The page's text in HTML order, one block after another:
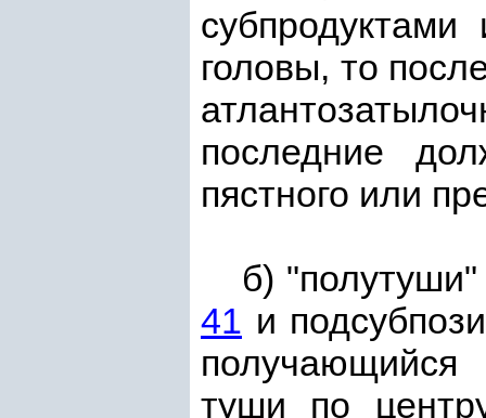
головы, то
последние
пястного или
б)
41 и
получающийся
туши по